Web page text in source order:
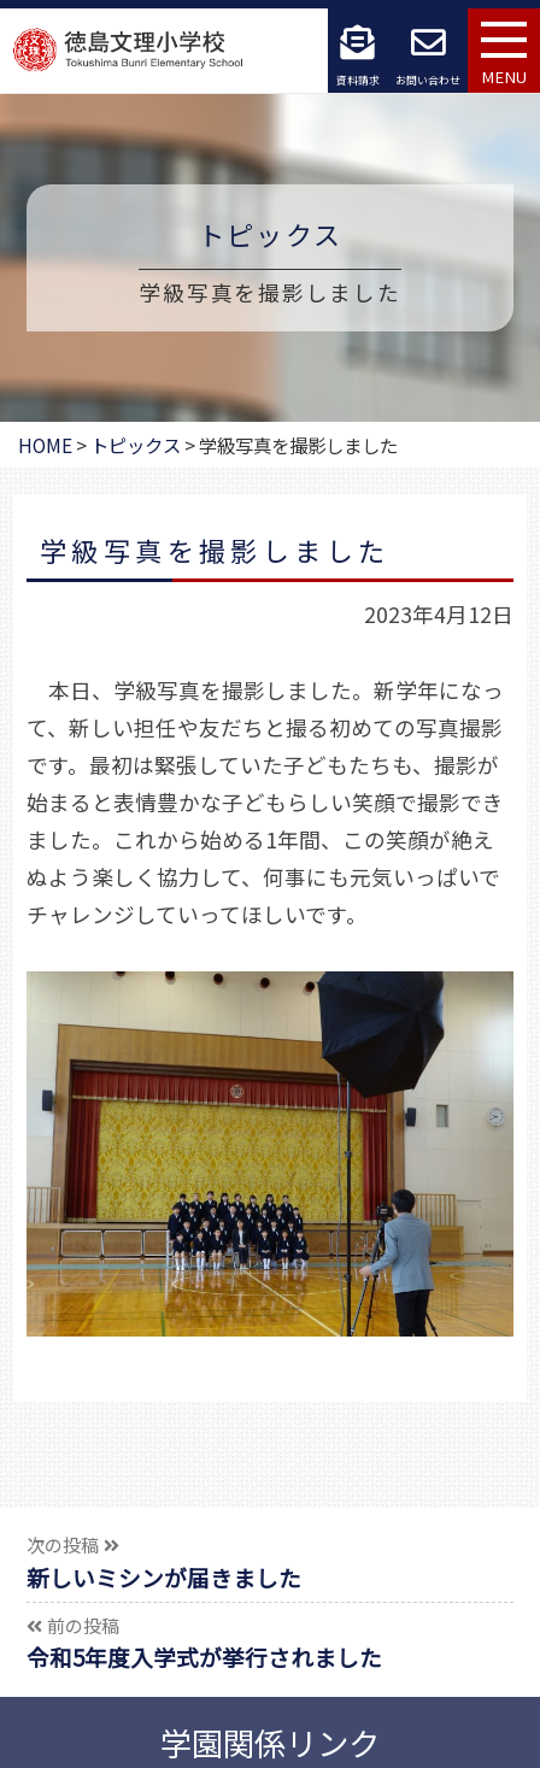
コ
ン
へ
ッ
プ
資料請求 お問い合わせ MENU
トピックス
学級写真を撮影しました
HOME> トピックス >学級写真を撮影しました
学級写真を撮影しました
2023年4月12日
本日、学級写真を撮影しました。新学年になっ
て、新しい担任や友だちと撮る初めての写真撮影
です。最初は緊張していた子どもたちも、撮影が
始まると表情豊かな子どもらしい笑顔で撮影でき
ました。これから始める1年間、この笑顔が絶え
ぬよう楽しく協力して、何事にも元気いっぱいで
チャレンジしていってほしいです。
次の投稿
新しいミシンが届きました
前の投稿
令和5年度入学式が挙行されました
学園関係リンク